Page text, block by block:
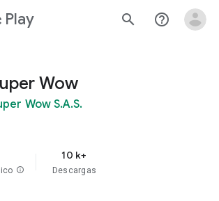
Play search help_outline
Wow
Wow S.A.S.
info
10 k+
Descargas